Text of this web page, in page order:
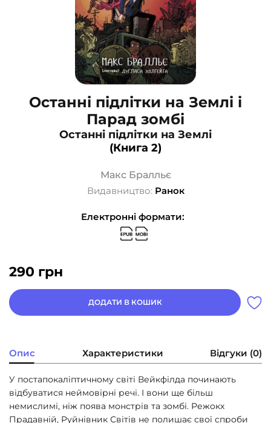
Останні підлітки на Землі і
Парад зомбі
Останні підлітки на Землі
(Книга 2)
Макс Бралльє
Видавництво: Ранок
Електронні формати:
290 грн
ДОДАТИ В КОШИК
Опис Характеристики Відгуки (0)
У постапокаліптичному світі Вейкфілда починають
відбуватися неймовірні речі. І вони ще більш
немислимі, ніж поява монстрів та зомбі. Режокх
Прадавній, Руйнівник Світів не полишає свої спроби